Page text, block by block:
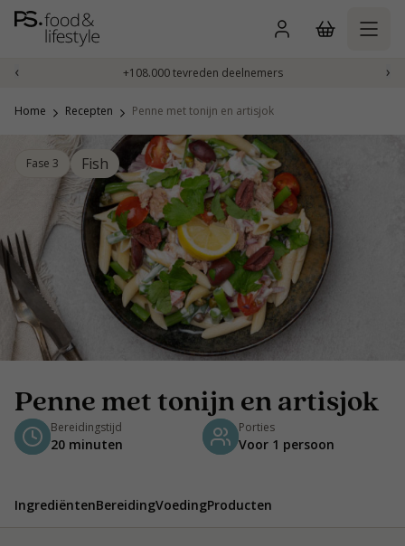
Naar
inhoud
‹ +108.000 tevreden deelnemers ›
Home Recepten Penne met tonijn en artisjok
Fase 3 Fish
Penne met tonijn en artisjok
Bereidingstijd
20 minuten
Porties
Voor 1 persoon
IngrediëntenBereidingVoedingProducten